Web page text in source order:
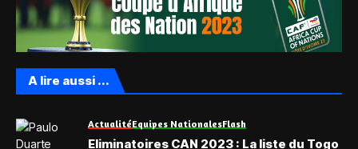
A lire aussi ...
ActualitéEquipes NationalesFlash
Eliminatoires CAN 2023 : La liste du Togo